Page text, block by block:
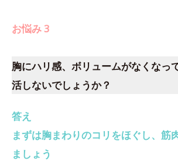
お悩み 3
胸にハリ感、ボリュームがなくなっ
活しないでしょうか？
答え
まずは胸まわりのコリをほぐし、筋
ましょう